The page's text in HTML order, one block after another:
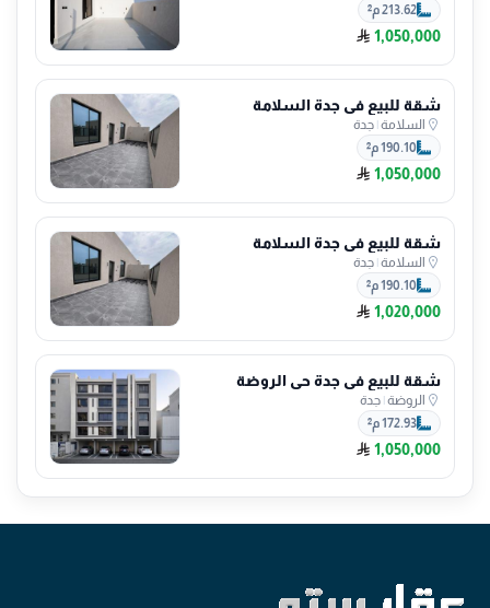
213.62 م²
1,050,000
شقة للبيع في جدة السلامة
السلامة| جدة
190.10 م²
1,050,000
شقة للبيع في جدة السلامة
السلامة| جدة
190.10 م²
1,020,000
شقة للبيع في جدة حي الروضة
الروضة| جدة
172.93 م²
1,050,000